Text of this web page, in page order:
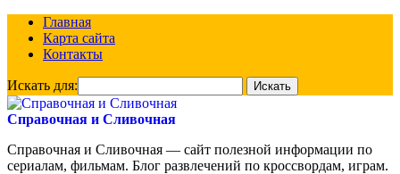
Главная
Карта сайта
Контакты
Искать для:
Справочная и Сливочная
Справочная и Сливочная — сайт полезной информации по
сериалам, фильмам. Блог развлечений по кроссвордам, играм.